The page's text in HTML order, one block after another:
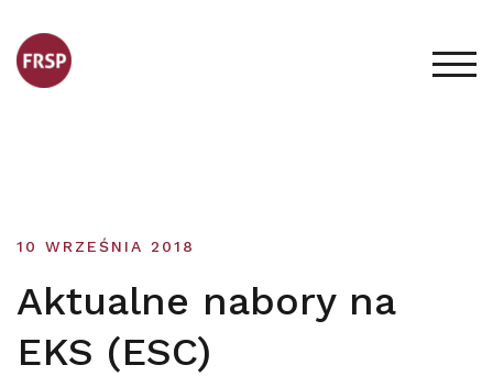
content
10 WRZEŚNIA 2018
Aktualne nabory na
EKS (ESC)